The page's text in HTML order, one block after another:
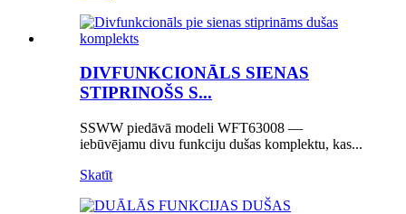
DIVFUNKCIONĀLS SIENAS
STIPRINOŠS S...
SSWW piedāvā modeli WFT63008 —
iebūvējamu divu funkciju dušas komplektu, kas...
Skatīt